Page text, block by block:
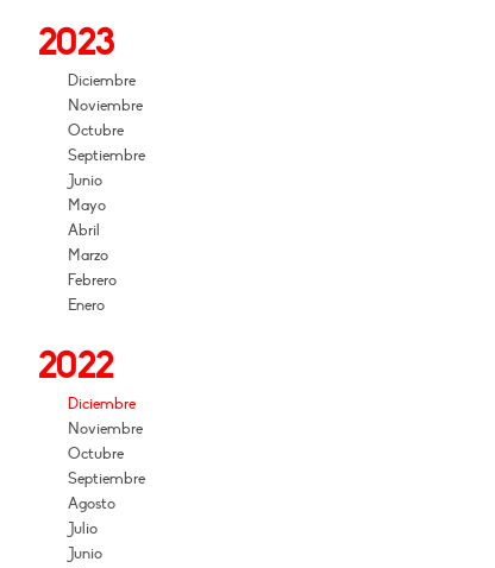
2023
Diciembre
Noviembre
Octubre
Septiembre
Junio
Mayo
Abril
Marzo
Febrero
Enero
2022
Diciembre
Noviembre
Octubre
Septiembre
Agosto
Julio
Junio